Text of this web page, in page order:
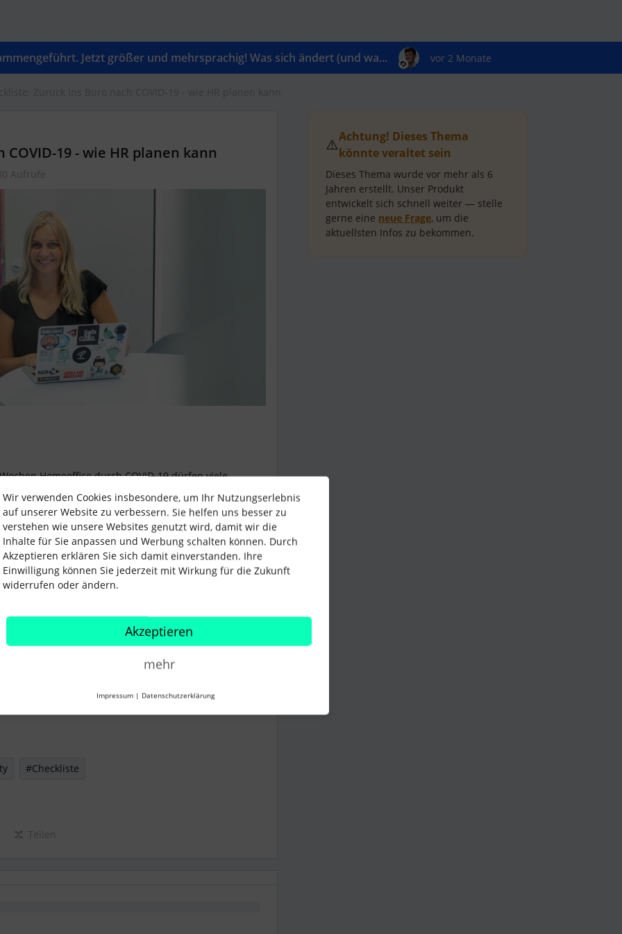
Jetzt größer und mehrsprachig! Was sich ändert (und wa... vor 2 Monate
19 - wie HR planen kann
Aufrufe
Homeoffice durch COVID-19 dürfen viele
damit die Mitarbeiter im Büro
Rückkehr genau vorbereiten.
gilt, kann es durchaus auch mal schwer sein,
wir für eine saubere Planung mit einer Menge
Büro nach COVID-19“ für Euch erstellt.
ergänzt? Und was sind Eure Ideen für die
angenehm und verständlich in den Büroalltag
Ideen mit der Community teilt!
#Checkliste
Teilen
⚠️Achtung! Dieses Thema
könnte veraltet sein
Dieses Thema wurde vor mehr als 6
Jahren erstellt. Unser Produkt
entwickelt sich schnell weiter — stelle
gerne eine neue Frage, um die
aktuellsten Infos zu bekommen.
Wir verwenden Cookies insbesondere, um Ihr Nutzungserlebnis
auf unserer Website zu verbessern. Sie helfen uns besser zu
verstehen wie unsere Websites genutzt wird, damit wir die
Inhalte für Sie anpassen und Werbung schalten können. Durch
Akzeptieren erklären Sie sich damit einverstanden. Ihre
Einwilligung können Sie jederzeit mit Wirkung für die Zukunft
widerrufen oder ändern.
Akzeptieren
mehr
Impressum | Datenschutzerklärung